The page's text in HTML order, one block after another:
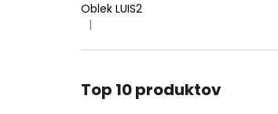
Oblek LUIS2
Hodnotenie produktu je 4 z 5
|
Top 10 produktov